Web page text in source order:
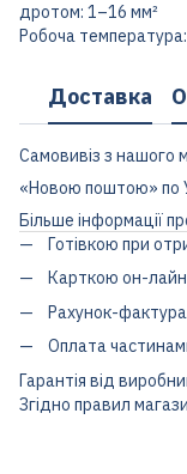
дротом: 1–16 мм²
Робоча
Доставка
Самовивіз з нашого
«Новою поштою» по
Більше інформації
Готівкою при
Карткою он-лайн
Рахунок-
Оплата
Гарантія від
Згідно правил